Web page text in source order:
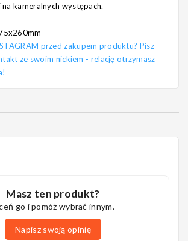
kameralnych występach.
przed zakupem produktu? Pisz
ze swoim nickiem - relację otrzymasz
Masz ten produkt?
go i pomóż wybrać innym.
Napisz swoją opinię